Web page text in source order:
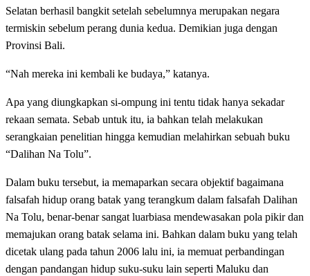
Selatan berhasil bangkit setelah sebelumnya merupakan negara
termiskin sebelum perang dunia kedua. Demikian juga dengan
Provinsi Bali.
“Nah mereka ini kembali ke budaya,” katanya.
Apa yang diungkapkan si-ompung ini tentu tidak hanya sekadar
rekaan semata. Sebab untuk itu, ia bahkan telah melakukan
serangkaian penelitian hingga kemudian melahirkan sebuah buku
“Dalihan Na Tolu”.
Dalam buku tersebut, ia memaparkan secara objektif bagaimana
falsafah hidup orang batak yang terangkum dalam falsafah Dalihan
Na Tolu, benar-benar sangat luarbiasa mendewasakan pola pikir dan
memajukan orang batak selama ini. Bahkan dalam buku yang telah
dicetak ulang pada tahun 2006 lalu ini, ia memuat perbandingan
dengan pandangan hidup suku-suku lain seperti Maluku dan